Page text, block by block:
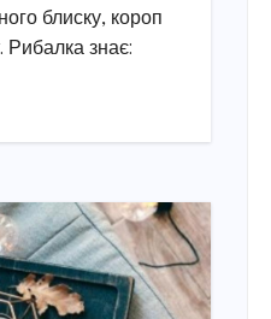
блиску, короп
Рибалка знає: